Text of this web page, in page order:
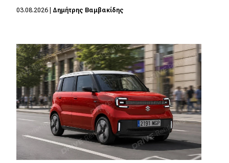
03.08.2026 Δημήτρης Βαμβακίδης